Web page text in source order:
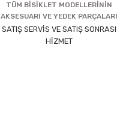
TÜM BİSİKLET MODELLERİNİN
AKSESUARI VE YEDEK PARÇALARI
SATIŞ SERVİS VE SATIŞ SONRASI
HİZMET